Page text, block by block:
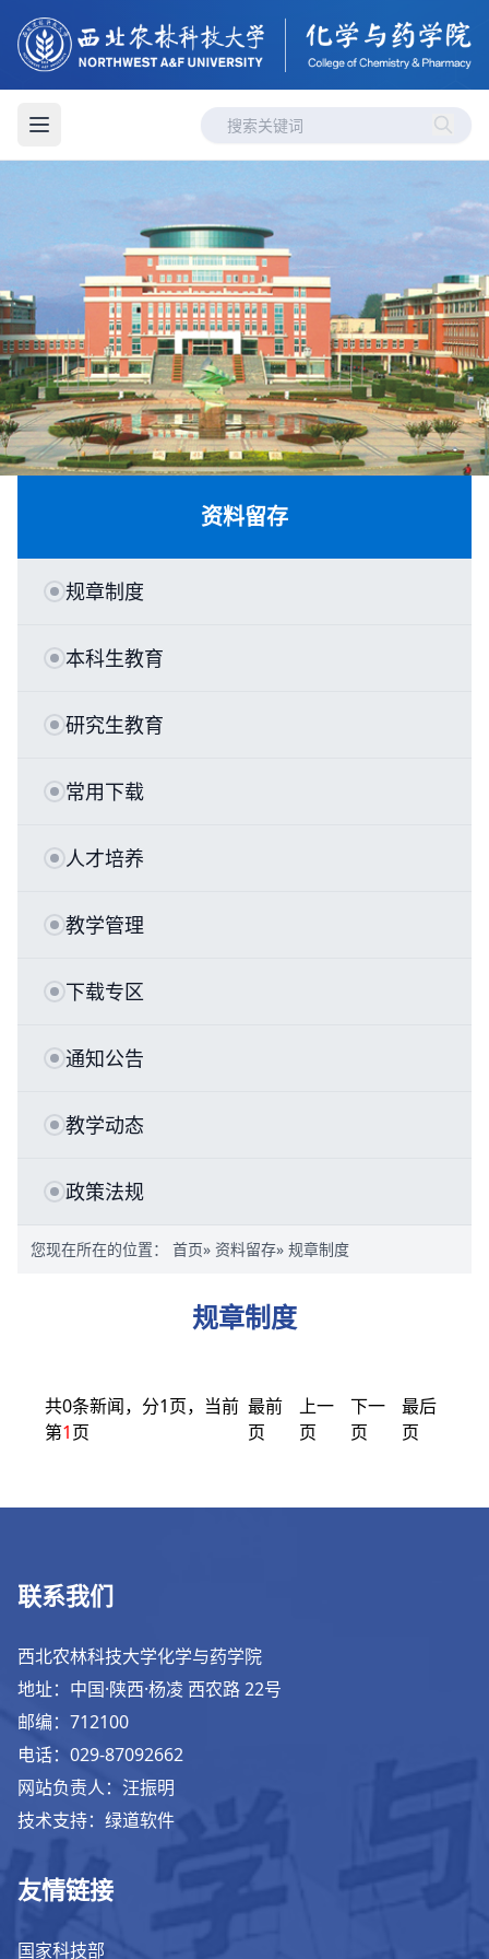
资料留存
规章制度
本科生教育
研究生教育
常用下载
人才培养
教学管理
下载专区
通知公告
教学动态
政策法规
您现在所在的位置： 首页» 资料留存» 规章制度
规章制度
共0条新闻，分1页，当前
第1页
最前
页
上一
页
下一
页
最后
页
联系我们
西北农林科技大学化学与药学院
地址：中国·陕西·杨凌 西农路 22号
邮编：712100
电话：029-87092662
网站负责人：汪振明
技术支持：绿道软件
友情链接
国家科技部